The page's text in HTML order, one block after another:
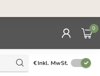
0
€Inkl. MwSt.